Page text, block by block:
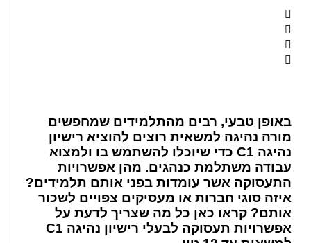
באופן טבעי, רבים מהתלמידים שמחפשים
מורה נהיגה למשאית רוצים להוציא רישיון
נהיגה C1 כדי שיוכלו להשתמש בו ולמצוא
עבודה משתלמת כנהגים. מהן אפשרויות
התעסוקה אשר עומדות בפני אותם תלמידים?
איזה סוגי חברות או מעסיקים צפויים לשכור
אותם? קראו כאן כל מה שצריך לדעת על
אפשרויות תעסוקה לבעלי רישיון נהיגה C1